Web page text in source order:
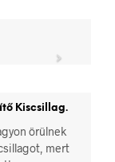
Kiscsillag.
örülnek
mert